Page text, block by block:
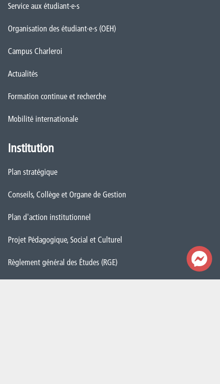
Service aux étudiant·e·s
Organisation des étudiant·e·s (OEH)
Campus Charleroi
Actualités
Formation continue et recherche
Mobilité internationale
Institution
Plan stratégique
Conseils, Collège et Organe de Gestion
Plan d'action institutionnel
Projet Pédagogique, Social et Culturel
Règlement général des Études (RGE)